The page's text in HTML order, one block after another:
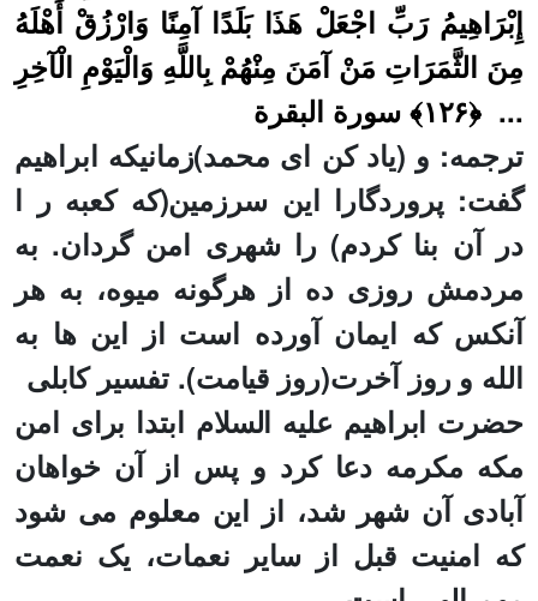
إِبْرَاهِيمُ رَبِّ اجْعَلْ هَذَا بَلَدًا آمِنًا وَارْزُقْ أَهْلَهُ
مِنَ الثَّمَرَاتِ مَنْ آمَنَ مِنْهُمْ بِاللَّهِ وَالْيَوْمِ الْآخِرِ
... ﴿۱۲۶﴾‏ سورة البقرة
ترجمه: و (یاد کن ای محمد)زمانیکه ابراهيم
گفت: پروردگارا اين سرزمين(که کعبه ر ا
در آن بنا کردم) را شهرى امن گردان. به
مردمش روزی ده از هرگونه میوه، به هر
آنکس که ایمان آورده است از این ها به
الله و روز آخرت(روز قیامت). تفسیر کابلی
حضرت ابراهیم عليه السلام ابتدا برای امن
مکه مکرمه دعا کرد و پس از آن خواهان
آبادی آن شهر شد، از این معلوم می شود
که امنیت قبل از سایر نعمات، یک نعمت